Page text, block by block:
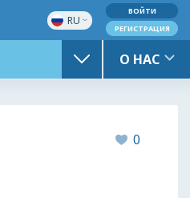
RU
ВОЙТИ
РЕГИСТРАЦИЯ
О НАС
0